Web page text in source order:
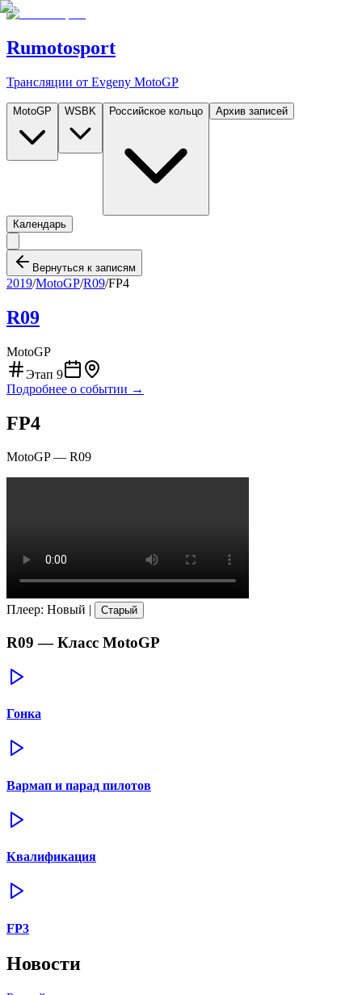
Rumotosport
Трансляции от Evgeny MotoGP
MotoGP WSBK Российское кольцо Архив записей
Календарь
Вернуться к записям
2019/MotoGP/R09/FP4
R09
MotoGP
Этап 9
Подробнее о событии →
FP4
MotoGP— R09
Плеер: Новый | Старый
R09 — Класс MotoGP
Гонка
Вармап и парад пилотов
Квалификация
FP3
Новости